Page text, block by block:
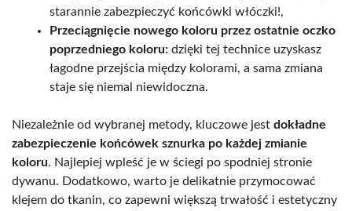
starannie zabezpieczyć końcówki włóczki!,
Przeciągnięcie nowego koloru przez ostatnie oczko
poprzedniego koloru: dzięki tej technice uzyskasz
łagodne przejścia między kolorami, a sama zmiana
staje się niemal niewidoczna.
Niezależnie od wybranej metody, kluczowe jest dokładne
zabezpieczenie końcówek sznurka po każdej zmianie
koloru. Najlepiej wpleść je w ściegi po spodniej stronie
dywanu. Dodatkowo, warto je delikatnie przymocować
klejem do tkanin, co zapewni większą trwałość i estetyczny